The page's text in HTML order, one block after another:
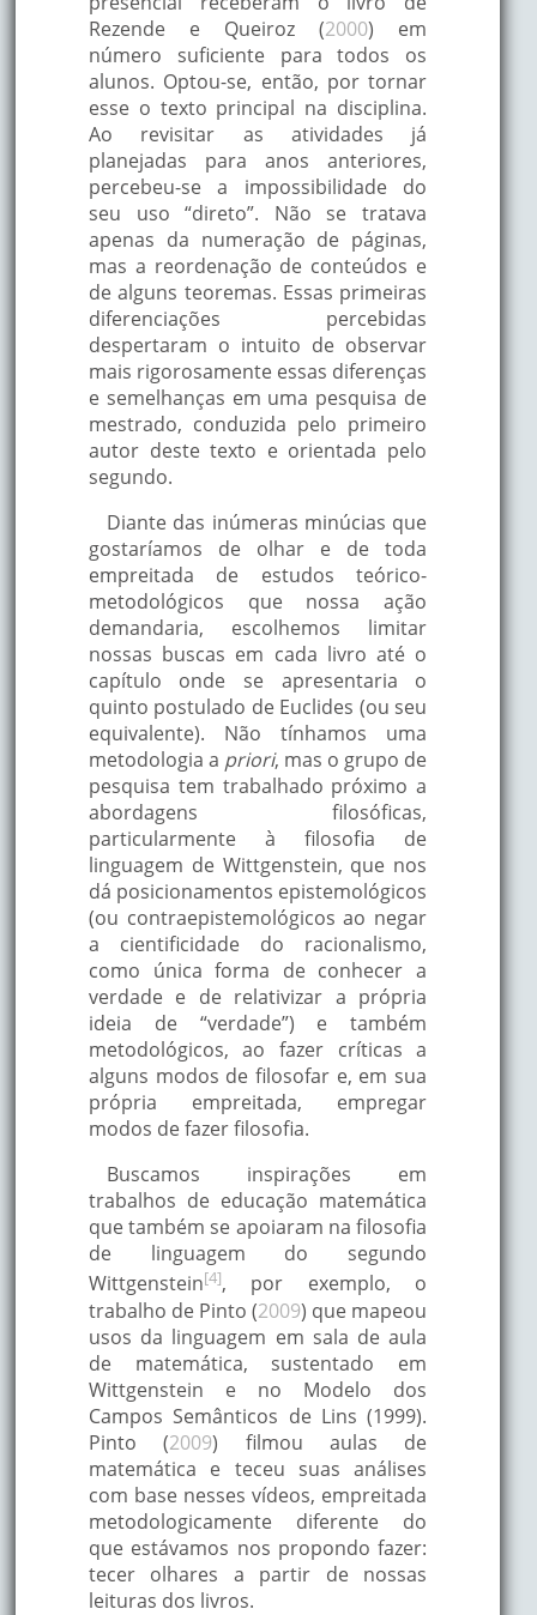
Rezende e Queiroz (2000) em
número suficiente para todos os
alunos. Optou-se, então, por tornar
esse o texto principal na disciplina.
Ao revisitar as atividades já
planejadas para anos anteriores,
percebeu-se a impossibilidade do
seu uso “direto”. Não se tratava
apenas da numeração de páginas,
mas a reordenação de conteúdos e
de alguns teoremas. Essas primeiras
diferenciações percebidas
despertaram o intuito de observar
mais rigorosamente essas diferenças
e semelhanças em uma pesquisa de
mestrado, conduzida pelo primeiro
autor deste texto e orientada pelo
segundo.
Diante das inúmeras minúcias que
gostaríamos de olhar e de toda
empreitada de estudos teórico-
metodológicos que nossa ação
demandaria, escolhemos limitar
nossas buscas em cada livro até o
capítulo onde se apresentaria o
quinto postulado de Euclides (ou seu
equivalente). Não tínhamos uma
metodologia a priori, mas o grupo de
pesquisa tem trabalhado próximo a
abordagens filosóficas,
particularmente à filosofia de
linguagem de Wittgenstein, que nos
dá posicionamentos epistemológicos
(ou contraepistemológicos ao negar
a cientificidade do racionalismo,
como única forma de conhecer a
verdade e de relativizar a própria
ideia de “verdade”) e também
metodológicos, ao fazer críticas a
alguns modos de filosofar e, em sua
própria empreitada, empregar
modos de fazer filosofia.
Buscamos inspirações em
trabalhos de educação matemática
que também se apoiaram na filosofia
de linguagem do segundo
Wittgenstein[4], por exemplo, o
trabalho de Pinto (2009) que mapeou
usos da linguagem em sala de aula
de matemática, sustentado em
Wittgenstein e no Modelo dos
Campos Semânticos de Lins (1999).
Pinto (2009) filmou aulas de
matemática e teceu suas análises
com base nesses vídeos, empreitada
metodologicamente diferente do
que estávamos nos propondo fazer:
tecer olhares a partir de nossas
leituras dos livros.